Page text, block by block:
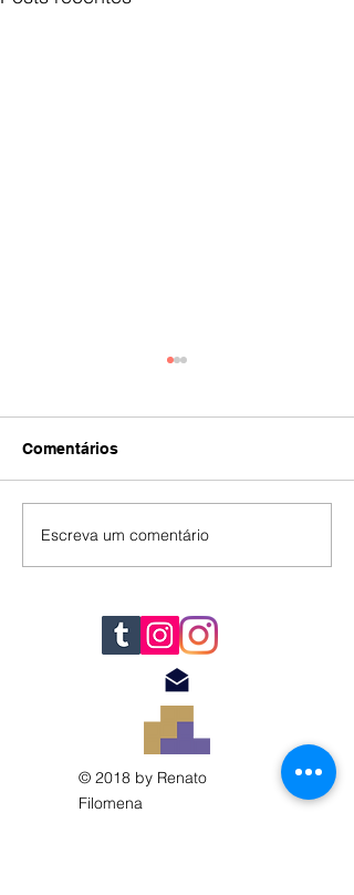
IA
Comentários
Escreva um comentário
© 2018 by Renato
Filomena